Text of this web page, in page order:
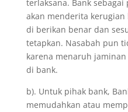
terlaksana. Bank
akan menderita
di berikan benar dan
tetapkan. Nasabah pun
karena menaruh
di bank.
b). Untuk pihak bank,
memudahkan atau